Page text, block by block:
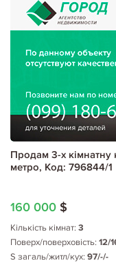
Продам 3-х кімнатну
метро, Код: 796844/1
160 000 $
Кількість кімнат: 3
Поверх/поверховість: 12/
S загаль/житл/кух: 97/-/-